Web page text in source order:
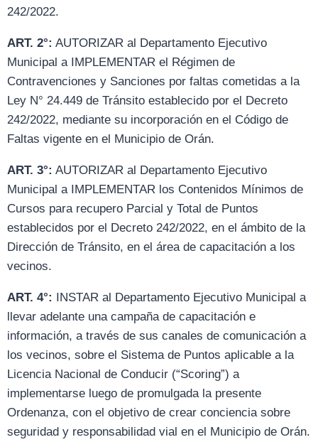
242/2022.
ART. 2°: AUTORIZAR al Departamento Ejecutivo
Municipal a IMPLEMENTAR el Régimen de
Contravenciones y Sanciones por faltas cometidas a la
Ley N° 24.449 de Tránsito establecido por el Decreto
242/2022, mediante su incorporación en el Código de
Faltas vigente en el Municipio de Orán.
ART. 3°: AUTORIZAR al Departamento Ejecutivo
Municipal a IMPLEMENTAR los Contenidos Mínimos de
Cursos para recupero Parcial y Total de Puntos
establecidos por el Decreto 242/2022, en el ámbito de la
Dirección de Tránsito, en el área de capacitación a los
vecinos.
ART. 4°: INSTAR al Departamento Ejecutivo Municipal a
llevar adelante una campaña de capacitación e
información, a través de sus canales de comunicación a
los vecinos, sobre el Sistema de Puntos aplicable a la
Licencia Nacional de Conducir (“Scoring”) a
implementarse luego de promulgada la presente
Ordenanza, con el objetivo de crear conciencia sobre
seguridad y responsabilidad vial en el Municipio de Orán.